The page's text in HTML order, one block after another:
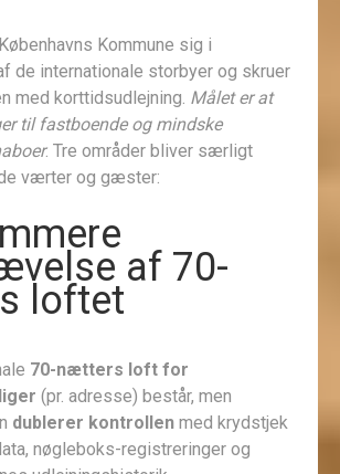
Kommune sig i
de internationale storbyer og skruer
med korttidsudlejning. Målet er at
til fastboende og mindske
. Tre områder bliver særligt
værter og gæster:
af 70-
loftet
70-nætters loft for
(pr. adresse) består, men
dublerer kontrollen med krydstjek
nøgleboks-registreringer og